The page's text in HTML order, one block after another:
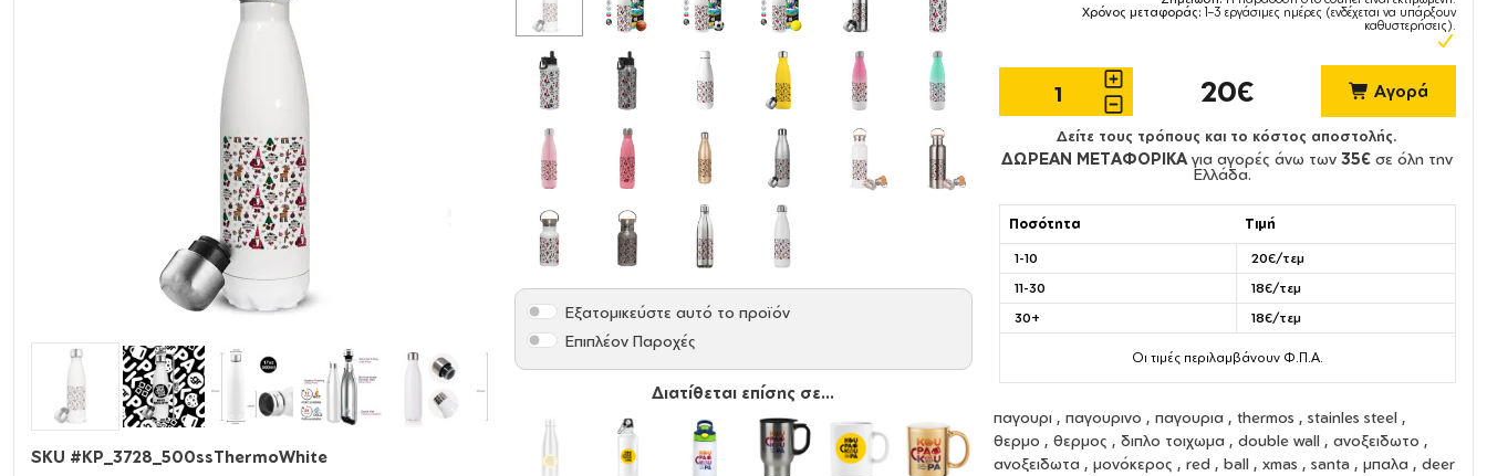
SKU #KP_3728_500ssThermoWhite
Εξατομικεύστε αυτό το προϊόν
Επιπλέον Παροχές
Διατίθεται επίσης σε...
Χρόνος μεταφοράς: 1–3 εργάσιμες ημέρες (ενδέχεται να υπάρξουν
καθυστερήσεις).
20€ Αγορά
Δείτε τους τρόπους και το κόστος αποστολής.
ΔΩΡΕΑΝ ΜΕΤΑΦΟΡΙΚΑ για αγορές άνω των35€ σε όλη την
Ελλάδα.
Ποσότητα Τιμή
1-10
20€/τεμ
11-30
18€/τεμ
30+
18€/τεμ
Οι τιμές περιλαμβάνουν Φ.Π.Α.
παγουρι , παγουρινο , παγουρια , thermos , stainles steel ,
θερμο , θερμος , διπλο τοιχωμα , double wall , ανοξειδωτο ,
ανοξειδωτα , μονόκερος , red , ball , xmas , santa , μπαλα , deer